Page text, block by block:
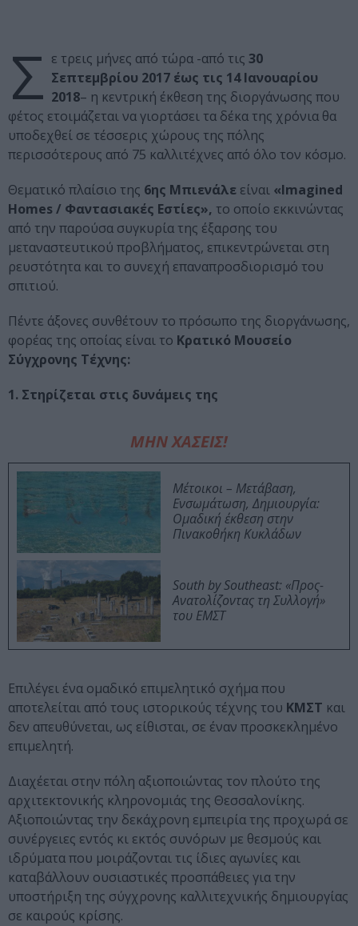
Σ ε τρεις μήνες από τώρα -από τις 30
Σεπτεμβρίου 2017 έως τις 14 Ιανουαρίου
2018– η κεντρική έκθεση της διοργάνωσης που
φέτος ετοιμάζεται να γιορτάσει τα δέκα της χρόνια θα
υποδεχθεί σε τέσσερις χώρους της πόλης
περισσότερους από 75 καλλιτέχνες από όλο τον κόσμο.
Θεματικό πλαίσιο της 6ης Μπιενάλε είναι «Ιmagined
Homes / Φαντασιακές Εστίες», το οποίο εκκινώντας
από την παρούσα συγκυρία της έξαρσης του
μεταναστευτικού προβλήματος, επικεντρώνεται στη
ρευστότητα και το συνεχή επαναπροσδιορισμό του
σπιτιού.
Πέντε άξονες συνθέτουν το πρόσωπο της διοργάνωσης,
φορέας της οποίας είναι το Κρατικό Μουσείο
Σύγχρονης Τέχνης:
1. Στηρίζεται στις δυνάμεις της
ΜΗΝ ΧΑΣΕΙΣ!
Μέτοικοι – Μετάβαση,
Ενσωμάτωση, Δημιουργία:
Ομαδική έκθεση στην
Πινακοθήκη Κυκλάδων
South by Southeast: «Προς-
Ανατολίζοντας τη Συλλογή»
του ΕΜΣΤ
Επιλέγει ένα ομαδικό επιμελητικό σχήμα που
αποτελείται από τους ιστορικούς τέχνης του ΚΜΣΤ και
δεν απευθύνεται, ως είθισται, σε έναν προσκεκλημένο
επιμελητή.
Διαχέεται στην πόλη αξιοποιώντας τον πλούτο της
αρχιτεκτονικής κληρονομιάς της Θεσσαλονίκης.
Αξιοποιώντας την δεκάχρονη εμπειρία της προχωρά σε
συνέργειες εντός κι εκτός συνόρων με θεσμούς και
ιδρύματα που μοιράζονται τις ίδιες αγωνίες και
καταβάλλουν ουσιαστικές προσπάθειες για την
υποστήριξη της σύγχρονης καλλιτεχνικής δημιουργίας
σε καιρούς κρίσης.